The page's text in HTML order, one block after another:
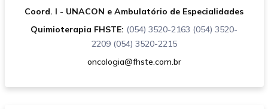
Coord. I - UNACON e Ambulatório de Especialidades
Quimioterapia FHSTE: (054) 3520-2163 (054) 3520-
2209 (054) 3520-2215
oncologia@fhste.com.br